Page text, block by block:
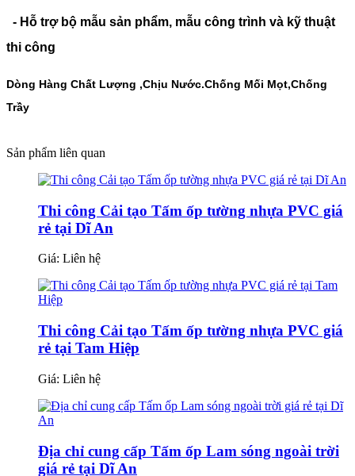
- Hỗ trợ bộ mẫu sản phẩm, mẫu công trình và kỹ thuật
thi công
Dòng Hàng Chất Lượng ,Chịu Nước.Chống Mối Mọt,Chống
Trầy
Sản phẩm liên quan
Thi công Cải tạo Tấm ốp tường nhựa PVC giá
rẻ tại Dĩ An
Giá: Liên hệ
Thi công Cải tạo Tấm ốp tường nhựa PVC giá
rẻ tại Tam Hiệp
Giá: Liên hệ
Địa chỉ cung cấp Tấm ốp Lam sóng ngoài trời
giá rẻ tại Dĩ An